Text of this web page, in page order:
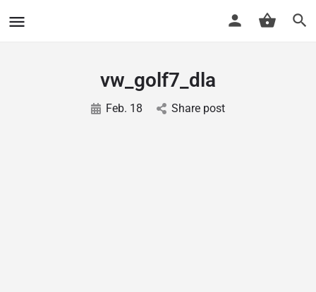
vw_golf7_dla
Feb. 18 Share post